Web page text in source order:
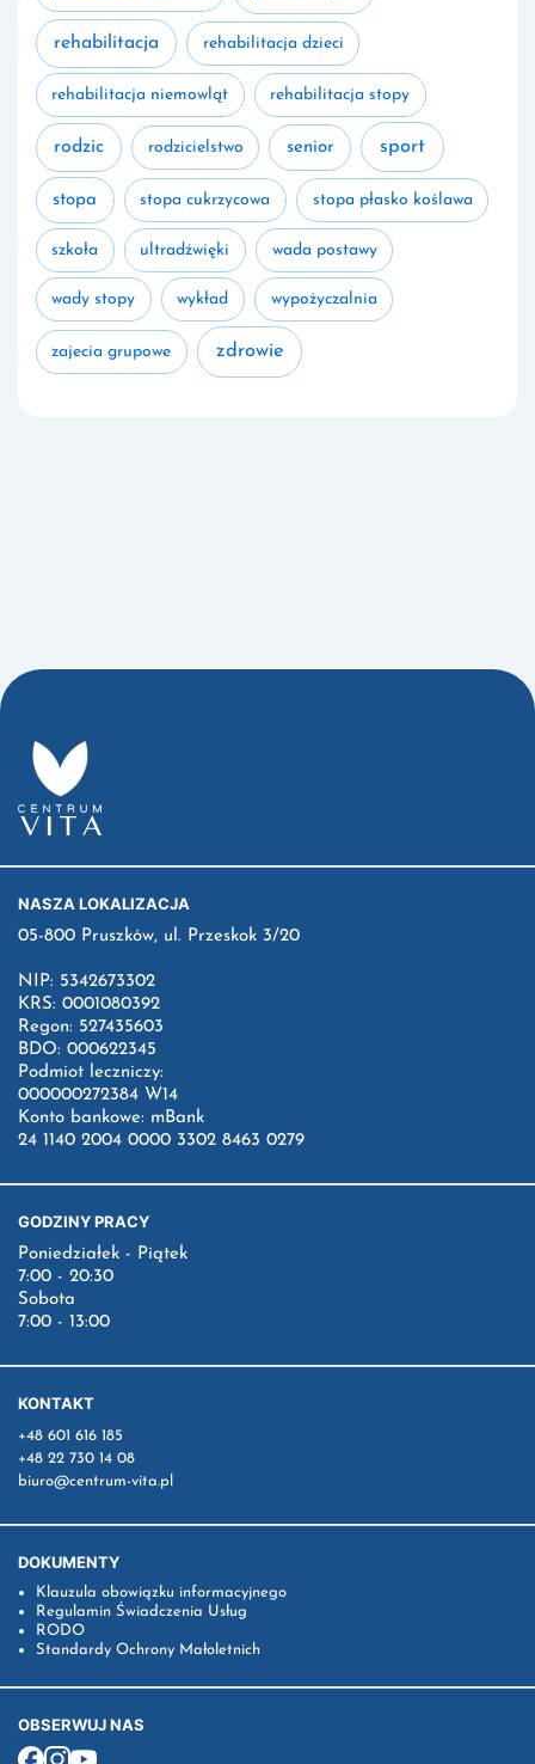
rehabilitacja rehabilitacja dzieci
rehabilitacja niemowląt rehabilitacja stopy
rodzic rodzicielstwo senior sport
stopa stopa cukrzycowa stopa płasko koślawa
szkoła ultradźwięki wada postawy
wady stopy wykład wypożyczalnia
zajecia grupowe zdrowie
NASZA LOKALIZACJA
05-800 Pruszków, ul. Przeskok 3/20
NIP: 5342673302
KRS: 0001080392
Regon: 527435603
BDO: 000622345
Podmiot leczniczy:
000000272384 W14
Konto bankowe: mBank
24 1140 2004 0000 3302 8463 0279
GODZINY PRACY
Poniedziałek - Piątek
7:00 - 20:30
Sobota
7:00 - 13:00
KONTAKT
+48 601 616 185
+48 22 730 14 08
biuro@centrum-vita.pl
DOKUMENTY
Klauzula obowiązku informacyjnego
Regulamin Świadczenia Usług
RODO
Standardy Ochrony Małoletnich
OBSERWUJ NAS